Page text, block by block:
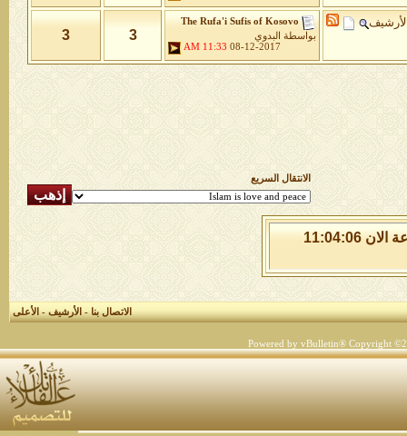
The Rufa'i Sufis of Kosovo
بواسطة
البدوي
08-12-2017
11:33 AM
3
3
الانتقال السريع
الاربعاء 5 من اغسطس 2026 , الساعة الان 11:04:06
الاتصال بنا-الأرشيف-الأعلى
Powered by vBulletin® Copyright